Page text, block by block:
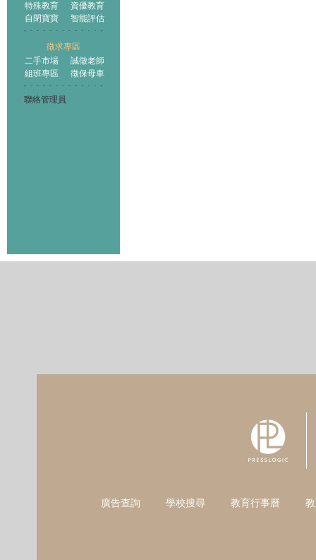
特殊教育
資優教育
自閉寶寶
智能評估
徵求專區
二手市場
誠徵老師
組班專區
徵保母車
聯絡管理員
廣告查詢 學校搜尋 教育行事曆